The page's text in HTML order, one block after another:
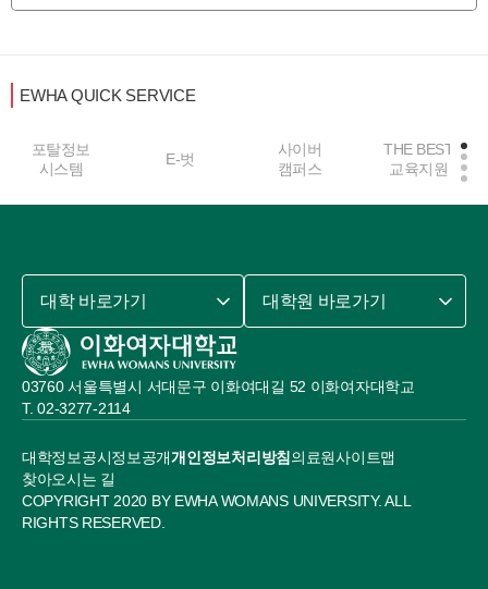
EWHA QUICK SERVICE
포탈정보
시스템
E-벗
사이버
캠퍼스
THE BEST
교육지원
대학정보공시정보공개개인정보처리방침의료원사이트맵
찾아오시는 길
03760 서울특별시 서대문구 이화여대길 52 이화여자대학교
02-3277-2114
대학 바로가기 대학원 바로가기
COPYRIGHT 2020 BY EWHA WOMANS UNIVERSITY. ALL
RIGHTS RESERVED.